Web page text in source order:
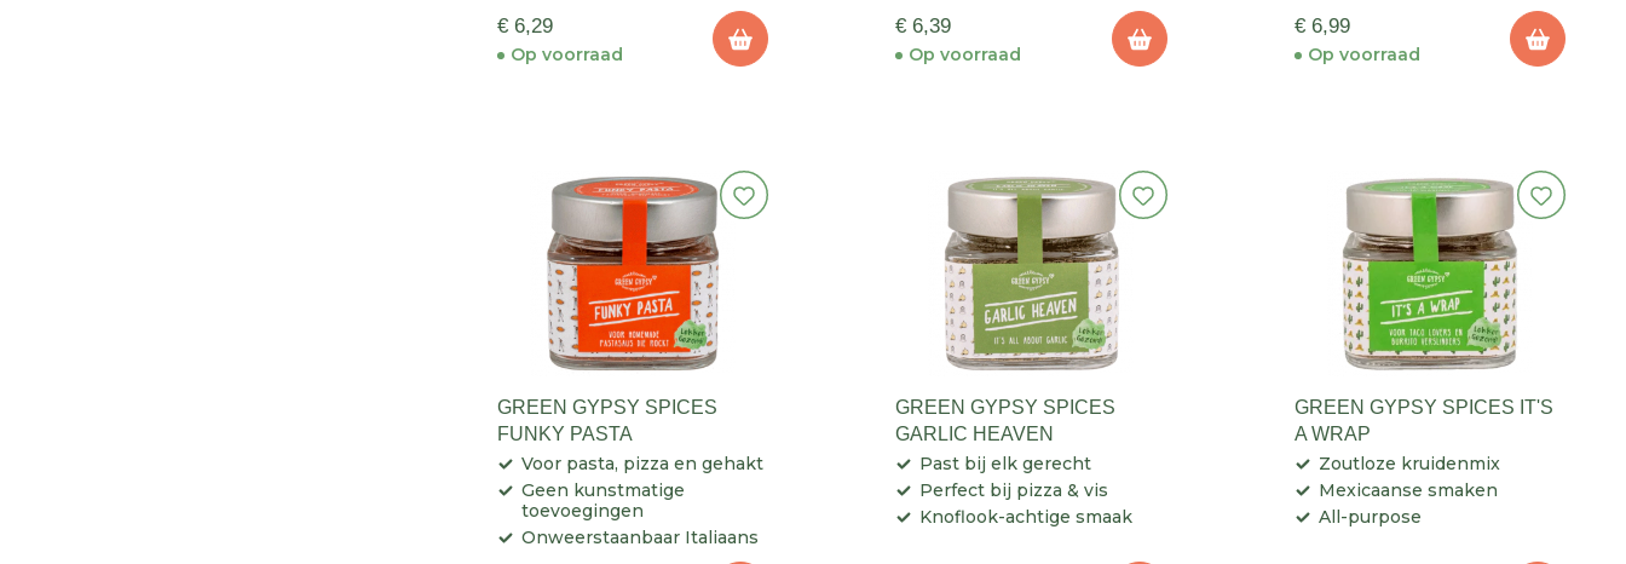
€ 6,29
Op voorraad
€ 6,39
Op voorraad
€ 6,99
Op voorraad
GREEN GYPSY SPICES
FUNKY PASTA
Voor pasta, pizza en gehakt
Geen kunstmatige
toevoegingen
Onweerstaanbaar Italiaans
GREEN GYPSY SPICES
GARLIC HEAVEN
Past bij elk gerecht
Perfect bij pizza & vis
Knoflook-achtige smaak
GREEN GYPSY SPICES IT'S
A WRAP
Zoutloze kruidenmix
Mexicaanse smaken
All-purpose